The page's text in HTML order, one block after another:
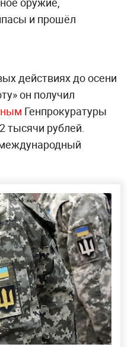
и прошёл
действиях до осени
он получил
Генпрокуратуры
тысячи рублей.